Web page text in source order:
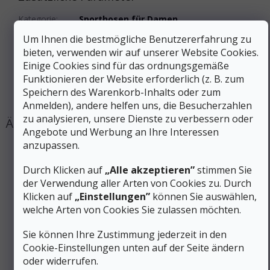
Um Ihnen die bestmögliche Benutzererfahrung zu
bieten, verwenden wir auf unserer Website Cookies.
Einige Cookies sind für das ordnungsgemäße
Funktionieren der Website erforderlich (z. B. zum
Speichern des Warenkorb-Inhalts oder zum
Anmelden), andere helfen uns, die Besucherzahlen
zu analysieren, unsere Dienste zu verbessern oder
Angebote und Werbung an Ihre Interessen
anzupassen.
Durch Klicken auf „Alle akzeptieren”stimmen Sie
der Verwendung aller Arten von Cookies zu. Durch
Klicken auf „Einstellungen” können Sie auswählen,
welche Arten von Cookies Sie zulassen möchten.
Sie können Ihre Zustimmung jederzeit in den
Cookie-Einstellungen unten auf der Seite ändern
oder widerrufen.
Kategorie:
Sporthosen für Damen
EAN
Variante wählen
Aktivität:
Wandern
Geschlecht:
Frauen
Produktart:
Hosen, Shorts, Röcke
#sizes_table#: hidden